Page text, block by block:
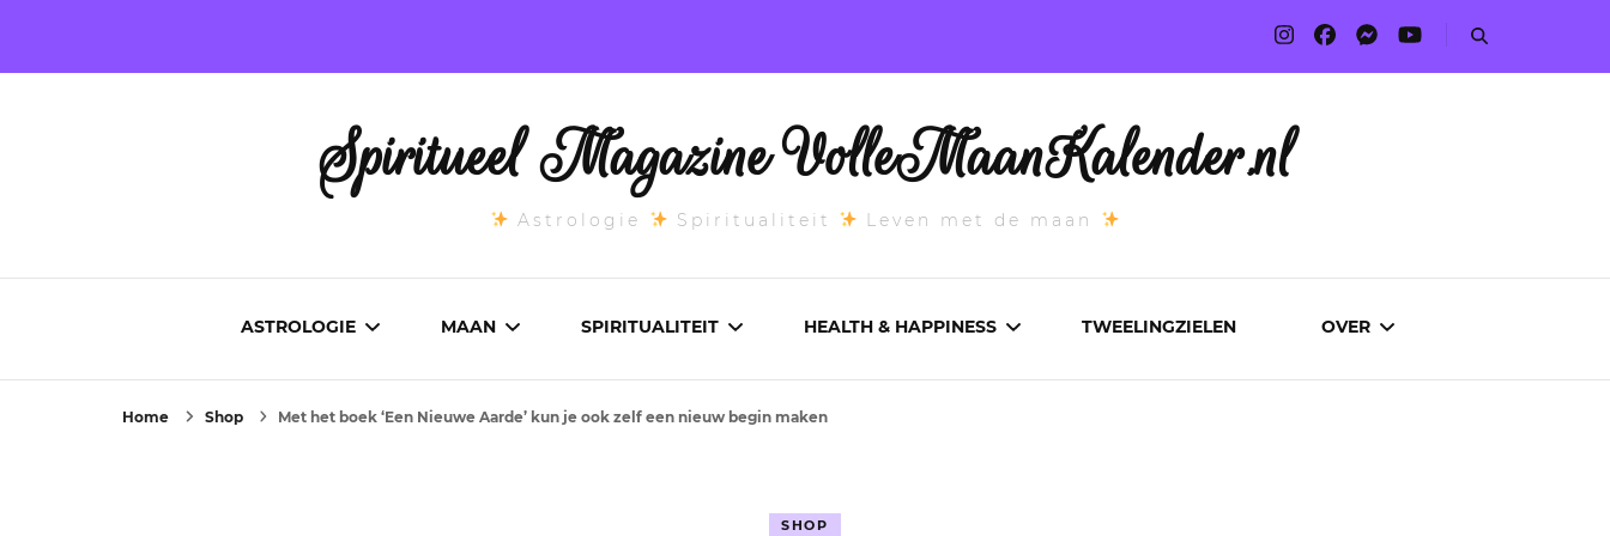
Spiritueel Magazine VolleMaanKalender.nl
Astrologie Spiritualiteit Leven met de maan
ASTROLOGIE MAAN SPIRITUALITEIT HEALTH & HAPPINESS TWEELINGZIELEN OVER
Home Shop Met het boek ‘Een Nieuwe Aarde’ kun je ook zelf een nieuw begin maken
SHOP